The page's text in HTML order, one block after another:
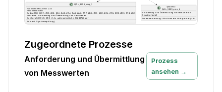
Zugeordnete Prozesse
Anforderung und Übermittlung
von Messwerten
Prozess
ansehen →